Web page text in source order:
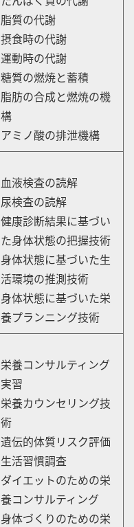
脂質の代謝
摂食時の代謝
運動時の代謝
糖質の燃焼と蓄積
脂肪の合成と燃焼の機
構
アミノ酸の排泄機構
血液検査の読解
尿検査の読解
健康診断結果に基づい
た身体状態の把握技術
身体状態に基づいた生
活環境の推測技術
身体状態に基づいた栄
養プランニング技術
栄養コンサルティング
実習
栄養カウンセリング技
術
遺伝的体質リスク評価
生活習慣調査
ダイエットのための栄
養コンサルティング
身体づくりのための栄